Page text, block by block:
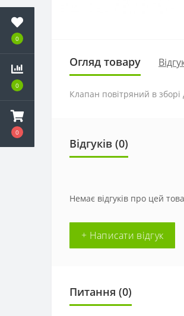
0
0
0
Огляд товару
Клапан повітряний в зборі
Відгуків (0)
Немає відгуків про цей
+ Написати відгук
Питання (0)